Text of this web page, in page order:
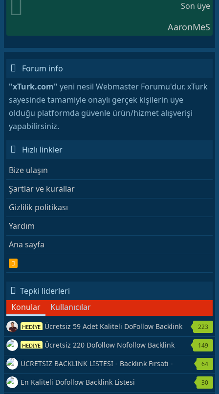
Son üye
AaronMeS
Forum info
"xTurk.com" yeni nesil Webmaster Forumu'dur. xTurk
sayesinde tamamiyle onaylı gerçek kişilerin üye
olduğu platformda güvenle ürün/hizmet alışverişi
yapabilirsiniz.
Hızlı linkler
Bize ulaşın
Şartlar ve kurallar
Gizlilik politikası
Yardım
Ana sayfa
S
Tepki liderleri
Konular
Kullanıcılar
HEDİYE Ücretsiz 59 Adet Kaliteli DoFollow Backlink
Kaynağı Veriyorum.
223
HEDİYE Ücretsiz 220 Dofollow Nofollow Backlink
Veriyorum
149
ÜCRETSİZ BACKLİNK LİSTESİ - Backlink Fırsatı -
Hemen Yetiş!
64
En Kaliteli Dofollow Backlink Listesi 30